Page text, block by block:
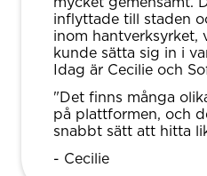
inflyttade till staden
inom hantverksyrket,
kunde sätta sig in i
Idag är Cecilie och
"Det finns många
på plattformen, och
snabbt sätt att hitta
- Cecilie